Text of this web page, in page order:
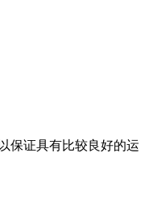
保证具有比较良好的运